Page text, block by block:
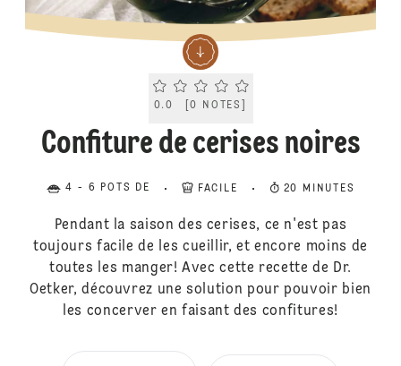
Current rating 0.0. Click to rate.
0.0 [0 NOTES
Confiture de cerises noires
4 - 6 POTS DE FACILE 20 MINUTES
Pendant la saison des cerises, ce n'est pas
toujours facile de les cueillir, et encore moins de
toutes les manger! Avec cette recette de Dr.
Oetker, découvrez une solution pour pouvoir bien
les concerver en faisant des confitures!